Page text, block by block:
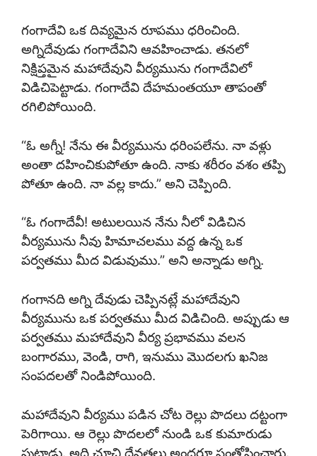
గంగాదేవి ఒక దివ్యమైన రూపము ధరించింది.
అగ్నిదేవుడు గంగాదేవిని ఆవహించాడు. తనలో
నిక్షిప్తమైన మహాదేవుని వీర్యమును గంగాదేవిలో
విడిచిపెట్టాడు. గంగాదేవి దేహమంతయూ తాపంతో
రగిలిపోయింది.
“ఓ అగ్నీ! నేను ఈ వీర్యమును ధరింపలేను. నా వళ్లు
అంతా దహించికుపోతూ ఉంది. నాకు శరీరం వశం తప్పి
పోతూ ఉంది. నా వల్ల కాదు.” అని చెప్పింది.
“ఓ గంగాదేవీ! అటులయిన నేను నీలో విడిచిన
వీర్యమును నీవు హిమాచలము వద్ద ఉన్న ఒక
పర్వతము మీద విడువుము.” అని అన్నాడు అగ్ని.
గంగానది అగ్ని దేవుడు చెప్పినట్లే మహాదేవుని
వీర్యమును ఒక పర్వతము మీద విడిచింది. అప్పుడు ఆ
పర్వతము మహాదేవుని వీర్య ప్రభావము వలన
బంగారము, వెండి, రాగి, ఇనుము మొదలగు ఖనిజ
సంపదలతో నిండిపోయింది.
మహాదేవుని వీర్యము పడిన చోట రెల్లు పొదలు దట్టంగా
పెరిగాయి. ఆ రెల్లు పొదలలో నుండి ఒక కుమారుడు
పుట్టాడు. అది చూచి దేవతలు అందరూ సంతోషించారు.